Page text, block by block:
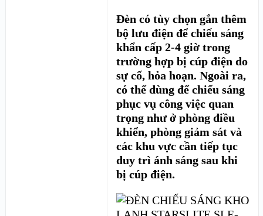
Đèn có tùy chọn gắn thêm
bộ lưu điện để chiếu sáng
khẩn cấp 2-4 giờ trong
trường hợp bị cúp điện do
sự cố, hỏa hoạn. Ngoài ra,
có thể dùng để chiếu sáng
phục vụ công việc quan
trọng như ở phòng điều
khiển, phòng giảm sát và
các khu vực cần tiếp tục
duy trì ánh sáng sau khi
bị cúp điện.